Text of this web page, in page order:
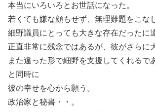
本当にいろいろとお世話になった。
若くても嫌な顔もせず、無理難題をこな
細野議員にとっても大きな存在だったに
正直非常に残念ではあるが、彼がさらに
また違った形で細野を支援してくれるで
と同時に
彼の幸せを心から願う。
政治家と秘書・・。